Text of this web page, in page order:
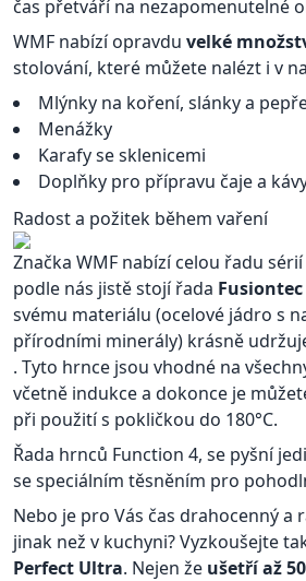
čas přetváří na nezapomenutelné
WMF nabízí opravdu velké
stolování, které můžete nalézt i v
Mlýnky na koření, slánky a
Menážky
Karafy se sklenicemi
Doplňky pro přípravu čaje a
Radost a požitek během vaření
Značka WMF nabízí celou řadu
podle nás jistě stojí řada
svému materiálu (ocelové jádro s
přírodními minerály) krásně
. Tyto hrnce jsou vhodné na
včetně indukce a dokonce je
při použití s pokličkou do 180°C.
Řada hrnců Function 4, se pyšní
se speciálním těsněním pro
Nebo je pro Vás čas drahocenný a
jinak než v kuchyni? Vyzkoušejte
Perfect Ultra. Nejen že ušetří až